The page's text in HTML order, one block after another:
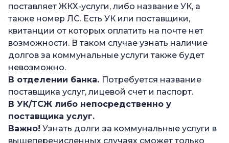
поставляет ЖКХ-услуги, либо название УК, а
также номер ЛС. Есть УК или поставщики,
квитанции от которых оплатить на почте нет
возможности. В таком случае узнать наличие
долгов за коммунальные услуги также будет
невозможно.
В отделении банка. Потребуется название
поставщика услуг, лицевой счет и паспорт.
В УК/ТСЖ либо непосредственно у
поставщика услуг.
Важно! Узнать долги за коммунальные услуги в
вышеперечисленных случаях сможет только